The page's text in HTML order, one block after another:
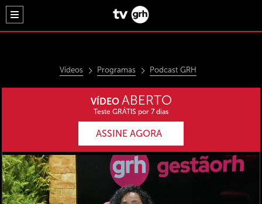
Vídeos Programas Podcast GRH
VÍDEO ABERTO
Teste GRÁTIS por 7 dias
ASSINE AGORA